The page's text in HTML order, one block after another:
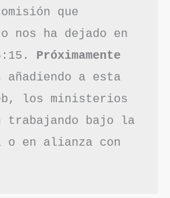
que
nos ha dejado en
Próximamente
añadiendo a esta
los ministerios
trabajando bajo la
o en alianza con